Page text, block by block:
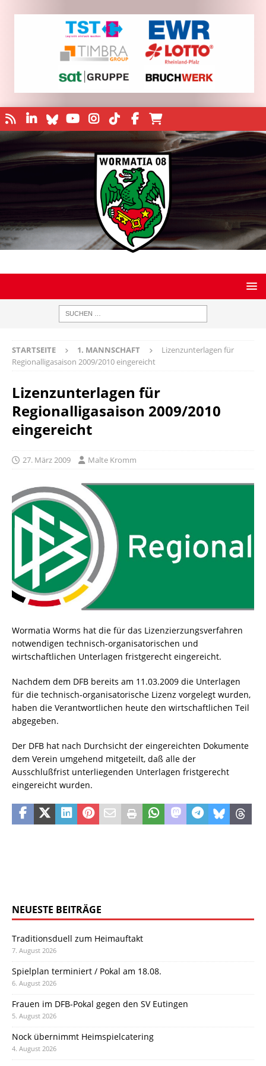
STARTSEITE 1. MANNSCHAFT
Lizenzunterlagen für
Regionalligasaison 2009/2010 eingereicht
Lizenzunterlagen für
Regionalligasaison 2009/2010
eingereicht
27. März 2009 Malte Kromm
Wormatia Worms hat die für das Lizenzierzungsverfahren
notwendigen technisch-organisatorischen und
wirtschaftlichen Unterlagen fristgerecht eingereicht.
Nachdem dem DFB bereits am 11.03.2009 die Unterlagen
für die technisch-organisatorische Lizenz vorgelegt wurden,
haben die Verantwortlichen heute den wirtschaftlichen Teil
abgegeben.
Der DFB hat nach Durchsicht der eingereichten Dokumente
dem Verein umgehend mitgeteilt, daß alle der
Ausschlußfrist unterliegenden Unterlagen fristgerecht
eingereicht wurden.
NEUESTE BEITRÄGE
Traditionsduell zum Heimauftakt
7. August 2026
Spielplan terminiert / Pokal am 18.08.
6. August 2026
Frauen im DFB-Pokal gegen den SV Eutingen
5. August 2026
Nock übernimmt Heimspielcatering
4. August 2026